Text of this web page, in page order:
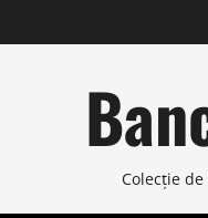
to
Colecţie